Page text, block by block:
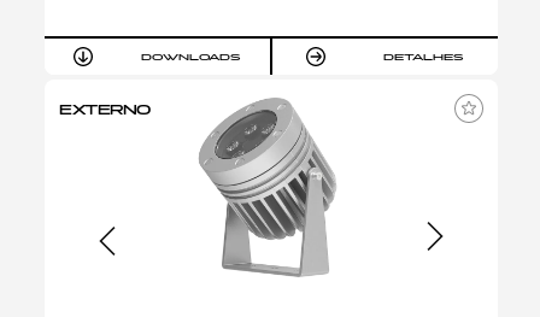
DOWNLOADS DETALHES
EXTERNO